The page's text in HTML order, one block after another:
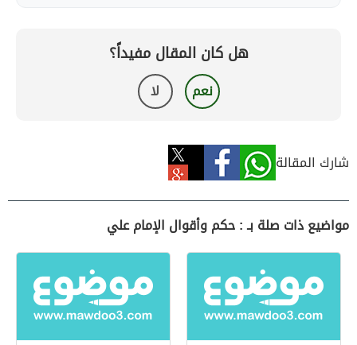
هل كان المقال مفيداً؟
نعم لا
شارك المقالة
مواضيع ذات صلة بـ : حكم وأقوال الإمام علي